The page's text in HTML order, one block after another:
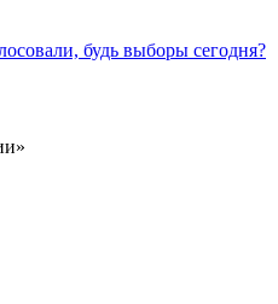
будь выборы сегодня?